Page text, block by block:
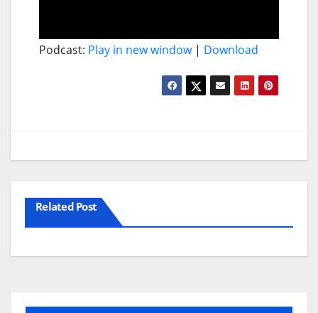
Podcast: Play in new window| Download
Related Post